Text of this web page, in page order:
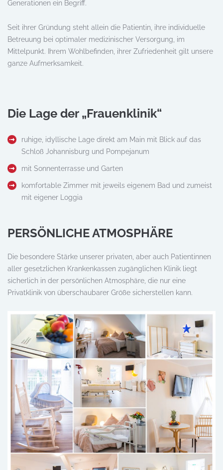
Generationen ein Begriff.
Seit ihrer Gründung steht allein die Patientin, ihre individuelle
Betreuung bei optimaler medizinischer Versorgung, im
Mittelpunkt. Ihrem Wohlbefinden, ihrer Zufriedenheit gilt unsere
ganze Aufmerksamkeit.
Die Lage der „Frauenklinik“
ruhige, idyllische Lage direkt am Main mit Blick auf das
Schloß Johannisburg und Pompejanum
mit Sonnenterrasse und Garten
komfortable Zimmer mit jeweils eigenem Bad und zumeist
mit eigener Loggia
PERSÖNLICHE ATMOSPHÄRE
Die besondere Stärke unserer privaten, aber auch Patientinnen
aller gesetzlichen Krankenkassen zugänglichen Klinik liegt
sicherlich in der persönlichen Atmosphäre, die nur eine
Privatklinik von überschaubarer Größe sicherstellen kann.